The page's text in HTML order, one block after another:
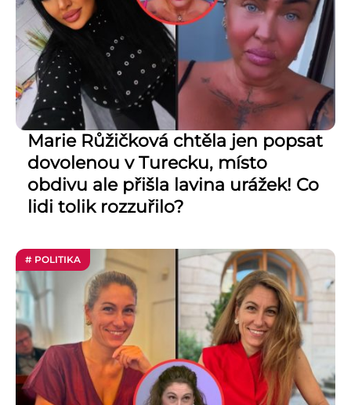
Marie Růžičková chtěla jen popsat
dovolenou v Turecku, místo
obdivu ale přišla lavina urážek! Co
lidi tolik rozzuřilo?
# POLITIKA